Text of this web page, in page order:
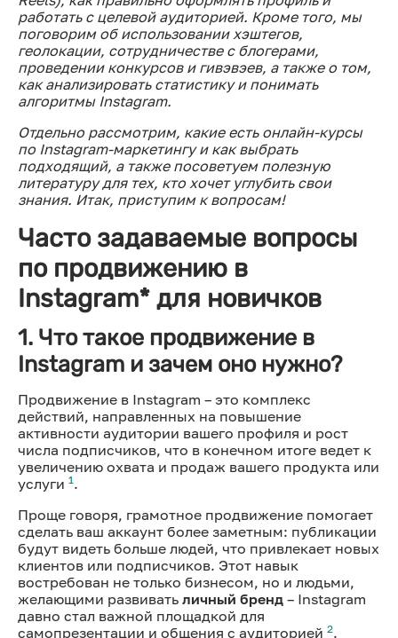
работать с целевой аудиторией. Кроме того, мы
поговорим об использовании хэштегов,
геолокации, сотрудничестве с блогерами,
проведении конкурсов и гивэвэев, а также о том,
как анализировать статистику и понимать
алгоритмы Instagram.
Отдельно рассмотрим, какие есть онлайн-курсы
по Instagram-маркетингу и как выбрать
подходящий, а также посоветуем полезную
литературу для тех, кто хочет углубить свои
знания. Итак, приступим к вопросам!
Часто задаваемые вопросы
по продвижению в
Instagram* для новичков
1. Что такое продвижение в
Instagram и зачем оно нужно?
Продвижение в Instagram – это комплекс
действий, направленных на повышение
активности аудитории вашего профиля и рост
числа подписчиков, что в конечном итоге ведет к
увеличению охвата и продаж вашего продукта или
услуги 1 .
Проще говоря, грамотное продвижение помогает
сделать ваш аккаунт более заметным: публикации
будут видеть больше людей, что привлекает новых
клиентов или подписчиков. Этот навык
востребован не только бизнесом, но и людьми,
желающими развивать личный бренд – Instagram
давно стал важной площадкой для
самопрезентации и общения с аудиторией 2.